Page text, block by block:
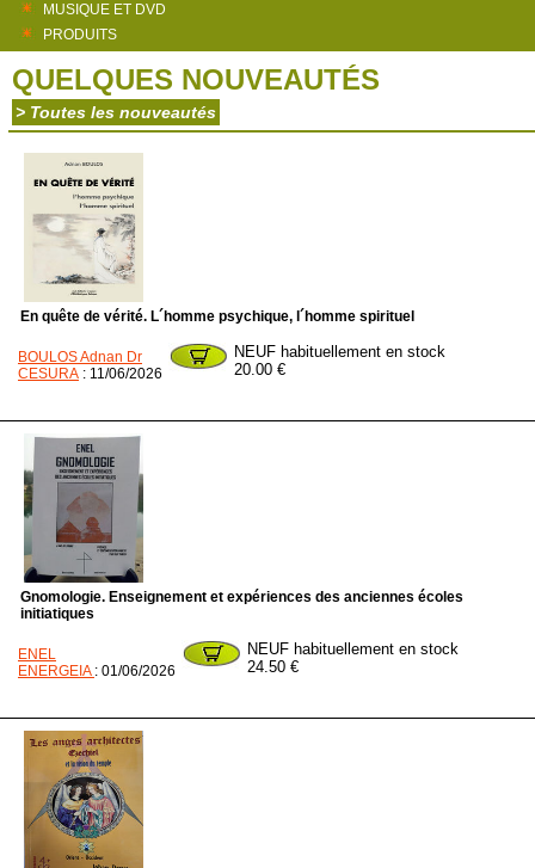
MUSIQUE ET DVD
PRODUITS
QUELQUES NOUVEAUTÉS
> Toutes les nouveautés
En quête de vérité. L´homme psychique, l´homme spirituel
BOULOS Adnan Dr
CESURA : 11/06/2026
NEUF habituellement en stock
20.00 €
Gnomologie. Enseignement et expériences des anciennes écoles
initiatiques
ENEL
ENERGEIA : 01/06/2026
NEUF habituellement en stock
24.50 €